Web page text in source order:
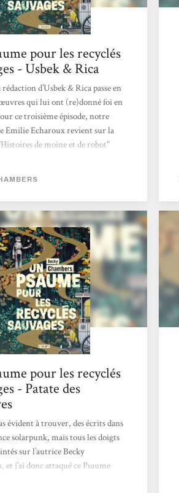
pour les recyclés
- Usbek & Rica
d’Usbek & Rica passe en
qui lui ont (re)donné foi en
ce troisième épisode, notre
Emilie Echaroux revient sur la
de moine et de robot"
Juché sur la montagne de
en attente d’être feuilletés, Un
les recyclés sauvages avait de
du reste de l’arrivage
à la rédaction...
pour les recyclés
- Patate des
évident à trouver, des écrits dans
solarpunk, mais tous les doigts
sur l’autrice Becky
et j’ai donc attaqué ce Psaume